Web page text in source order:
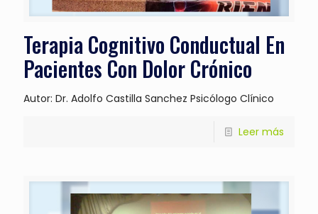
Terapia Cognitivo Conductual En
Pacientes Con Dolor Crónico
Autor: Dr. Adolfo Castilla Sanchez Psicólogo Clínico
Leer más